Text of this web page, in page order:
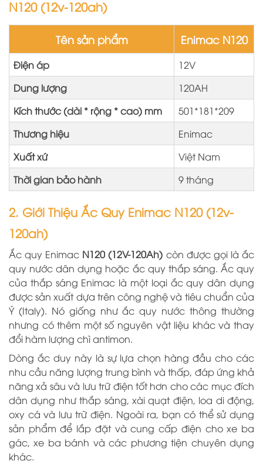
N120 (12v-120ah)
Tên sản phẩm Enimac N120
Điện áp
12V
Dung lượng
120AH
Kích thước (dài * rộng * cao) mm
501*181*209
Thương hiệu
Enimac
Xuất xứ
Việt Nam
Thời gian bảo hành
9 tháng
2. Giới Thiệu Ắc Quy Enimac N120 (12v-
120ah)
Ắc quy Enimac N120 (12V-120Ah) còn được gọi là ắc
quy nước dân dụng hoặc ắc quy thắp sáng. Ắc quy
của thắp sáng Enimac là một loại ắc quy dân dụng
được sản xuất dựa trên công nghệ và tiêu chuẩn của
Ý (Italy). Nó giống như ắc quy nước thông thường
nhưng có thêm một số nguyên vật liệu khác và thay
đổi hàm lượng chì antimon.
Dòng ắc duy này là sự lựa chọn hàng đầu cho các
nhu cầu năng lượng trung bình và thấp, đáp ứng khả
năng xả sâu và lưu trữ điện tốt hơn cho các mục đích
dân dụng như thắp sáng, xài quạt điện, loa di động,
oxy cá và lưu trữ điện. Ngoài ra, bạn có thể sử dụng
sản phẩm để lắp đặt và cung cấp điện cho xe ba
gác, xe ba bánh và các phương tiện chuyên dụng
khác.